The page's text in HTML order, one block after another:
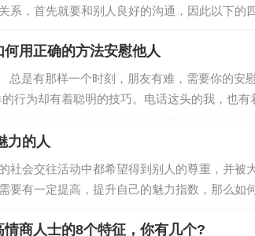
首先就要和别人良好的沟通，因此以下的四大禁忌是大
是啊，非常好看”,会让人觉得缺乏实质性内容。
颖”,或者提出相反的观点，打开话匣子。 第二，语气平淡、没有感情
何用正确的方法安慰他人
是有那样一个时刻，朋友有难，需要你的安
的行为却有着聪明的技巧。电话这头的我，也
，遇到让人难过事的几率越来越高——好友经历
至亲得了绝症……人生的生老病死，是我们无论
忙吗？怎么帮，才算有效？要帮到什么程度？
力的人
社会交往活动中都希望得到别人的尊重，并被
一定提高，提升自己的魅力指数，那么如何才能成
恕己之心恕人。对别人要抱着诚挚、宽容的心
中，你怎样对待别人，别人就会怎样对待你。
情商人士的8个特征，你有几个?